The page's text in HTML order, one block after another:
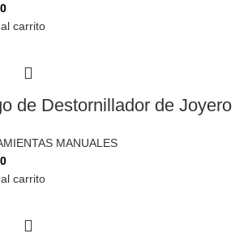
carrito
de Destornillador de
MANUALES
carrito